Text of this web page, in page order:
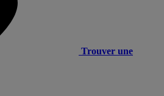
Trouver une